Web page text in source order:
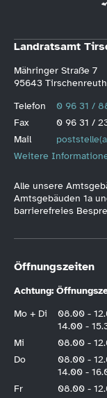
Landratsamt
Mähringer Straße 7
95643 Tirschenreuth
Telefon
0 96 31 /
Fax
0 96 31 /
Mail
Weitere
Alle unsere
Amtsgebäuden 1a
barrierefreies
Öffnungszeiten
Achtung:
Mo + Di
08.00 -
14.00 -
Mi
08.00 -
Do
08.00 -
14.00 -
Fr
08.00 -